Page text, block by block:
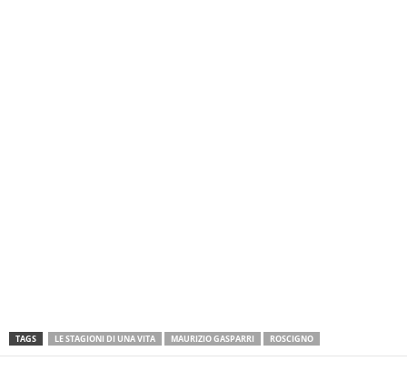
TAGS LE STAGIONI DI UNA VITA MAURIZIO GASPARRI ROSCIGNO